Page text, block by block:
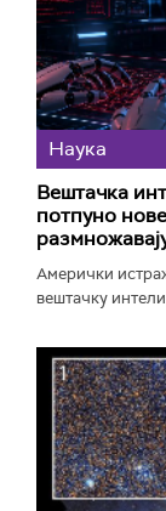
Наука
Вештачка
потпуно
Амерички
вештачку